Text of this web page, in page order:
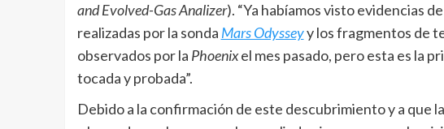
and Evolved-Gas Analizer). “Ya habíamos visto evidencias
realizadas por la sonda Mars Odysseyy los fragmentos de
observados por la Phoenixel mes pasado, pero esta es la
tocada y probada”.
Debido a la confirmación de este descubrimiento y a que